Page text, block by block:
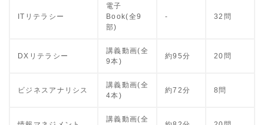
ITリテラシー
電子
Book(全9
部)
- 32問
DXリテラシー
講義動画(全
9本)
約95分 20問
ビジネスアナリシス
講義動画(全
4本)
約72分 8問
講義動画(全